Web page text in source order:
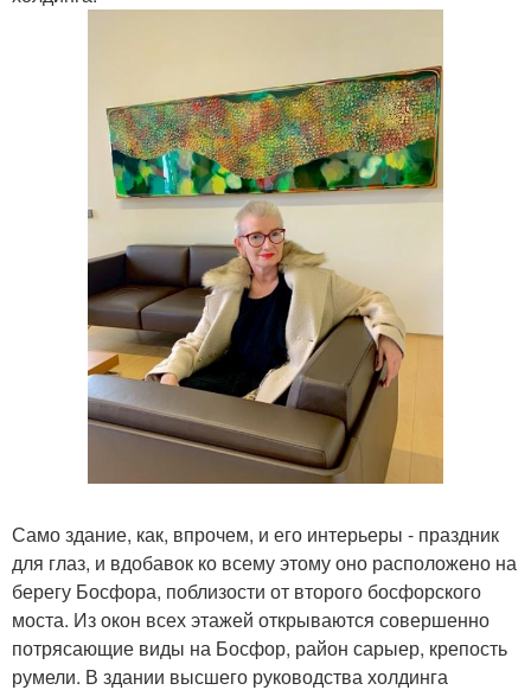
Само здание, как, впрочем, и его интерьеры - праздник
для глаз, и вдобавок ко всему этому оно расположено на
берегу Босфора, поблизости от второго босфорского
моста. Из окон всех этажей открываются совершенно
потрясающие виды на Босфор, район сарыер, крепость
румели. В здании высшего руководства холдинга